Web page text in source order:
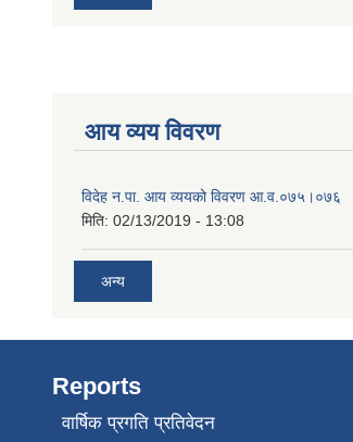
आय व्यय विवरण
विदेह न.पा. आय व्ययको विवरण आ.व.०७५।०७६
मिति: 02/13/2019 - 13:08
अन्य
Reports
वार्षिक प्रगति प्रतिवेदन